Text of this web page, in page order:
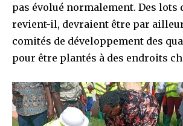
pas évolué normalement. Des lots
revient-il, devraient être par
comités de développement des
pour être plantés à des endroits